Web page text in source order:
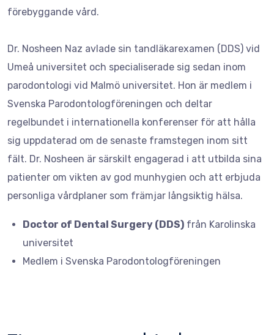
förebyggande vård.
Dr. Nosheen Naz avlade sin tandläkarexamen (DDS) vid
Umeå universitet och specialiserade sig sedan inom
parodontologi vid Malmö universitet. Hon är medlem i
Svenska Parodontologföreningen och deltar
regelbundet i internationella konferenser för att hålla
sig uppdaterad om de senaste framstegen inom sitt
fält. Dr. Nosheen är särskilt engagerad i att utbilda sina
patienter om vikten av god munhygien och att erbjuda
personliga vårdplaner som främjar långsiktig hälsa.
Doctor of Dental Surgery (DDS) från Karolinska
universitet
Medlem i Svenska Parodontologföreningen